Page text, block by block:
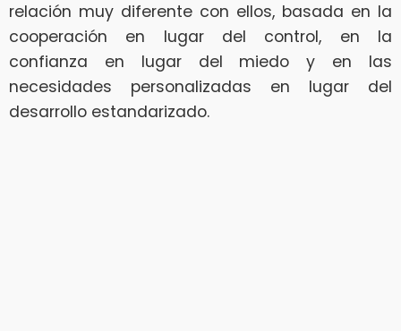
relación muy diferente con ellos, basada en la
cooperación en lugar del control, en la
confianza en lugar del miedo y en las
necesidades personalizadas en lugar del
desarrollo estandarizado.